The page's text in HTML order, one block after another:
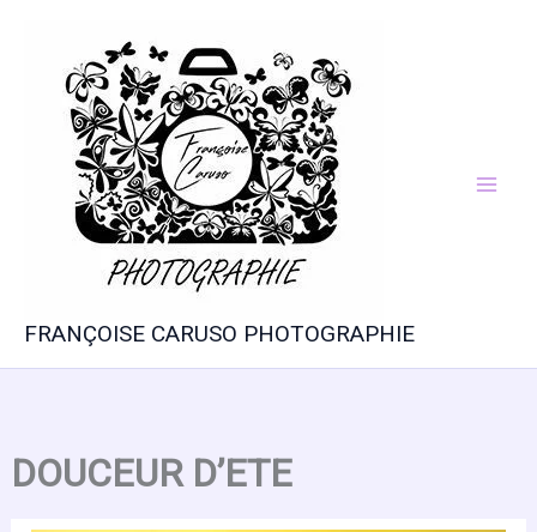
contenu
FRANÇOISE CARUSO PHOTOGRAPHIE
DOUCEUR D’ETE